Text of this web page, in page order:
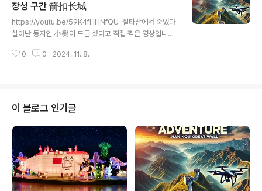
아 생활하는 방식을 알려 주었다 하여, 누에 고모(蚕姑)라
고 불렸다고 합니다. 후에 누에 고모는 하늘에 올라 신선
이 되었고, 사람들은 그녀를 기리기 위해 이곳에 절을 지
어 봉양을 하였는데, 여기에서 잠고타(蚕姑坨)라는 이름
이 유래되었다고 합니다.영상 후반부에 나오는 남천문(南
장성 구간 箭扣长城
https://youtu.be/59K4fHHNfQU 철타산에서 죽었다
살아난 동지인 小樊이 드론 샀다고 직접 찍은 영상입니다.
부분)을 말합니다. 즉 화살끝에 오목하게 끼워서 고정시켜
0 0 2024. 11. 8.
이 블로그 인기글